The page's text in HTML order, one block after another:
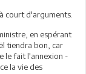
court d'arguments.
en espérant
tiendra bon, car
le fait l'annexion -
la vie des